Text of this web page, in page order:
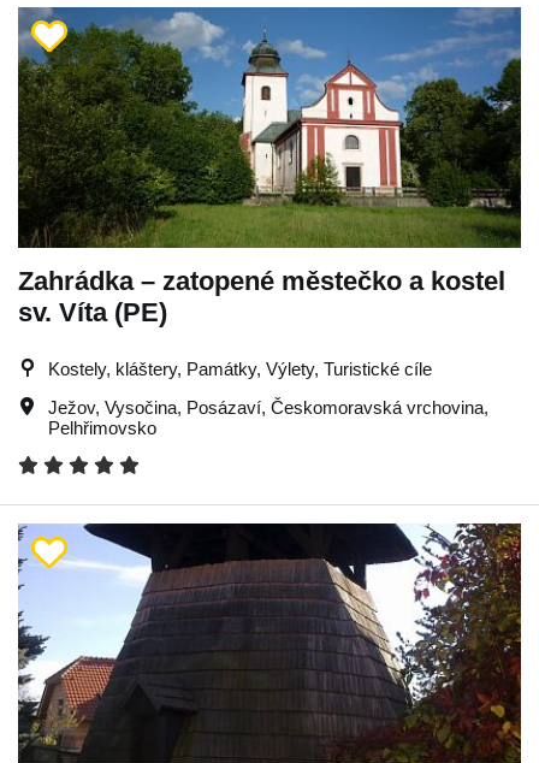
Zahrádka – zatopené městečko a kostel
sv. Víta (PE)
Kostely, kláštery, Památky, Výlety, Turistické cíle
Ježov, Vysočina, Posázaví, Českomoravská vrchovina,
Pelhřimovsko